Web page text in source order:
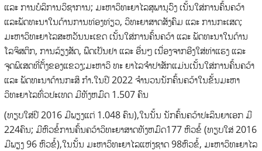
ແລະ ການບໍລິການວິຊາການ; ມະຫາວິທະຍາໄລສຸພານຸວົງ ເນັ້ນໃສ່ການຄົ້ນຄວ້າ
ແລະພັດທະນາໃນດ້ານການທ່ອງທ່ຽວ, ວິທະຍາສາດສັງຄົມ ແລະ ການກະເສດ;
ມະຫາວິທະຍາໄລສະຫວັນນະເຂດ ເນັ້ນໃສ່ການຄົ້ນຄວ້າ ແລະ ພັດທະນາໃນດ້ານ
ໂລຈິສຕິກ, ການລ້ຽງສັດ, ພືດເປັນຢາ ແລະ ອື່ນໆ ເນື່ອງຈາກອີງໃສ່ທ່າແຮງ ແລະ
ຈຸດພິເສດທີ່ຕັ້ງຂອງແຂວງ;ມະຫາວິ ທະ ຍາໄລຈໍາປາສັກແມ່ນເນັ້ນໃສ່ການຄົ້ນຄວ້າ
ແລະ ພັດທະນາດ້ານກະສິ ກໍາ.ໃນປີ 2022 ຈໍານວນນັກຄົ້ນຄວ້າໃນຂັ້ນມະຫາ
ວິທະຍາໄລທົ່ວປະເທດ ມີທັງຫມົດ 1.507 ຄົນ
(ທຽບໃສ່ປີ 2016 ມີພຽງແຕ່ 1.048 ຄົນ),ໃນນັ້ນ ນັກຄົ້ນຄວ້າປະລິນຍາເອກ ມີ
224ຄົນ; ມີຫົວຂໍ້ການຄົ້ນຄວ້າວິທະຍາສາດທັງຫມົດ177 ຫົວຂໍ້ (ທຽບໃສ່ 2016
ມີພຽງ 96 ຫົວຂໍ້),ໃນນັ້ນ ມະຫາວິທະຍາໄລແຫ່ງຊາດ 98ຫົວຂໍ້, ມະຫາວິທະຍາໄລ